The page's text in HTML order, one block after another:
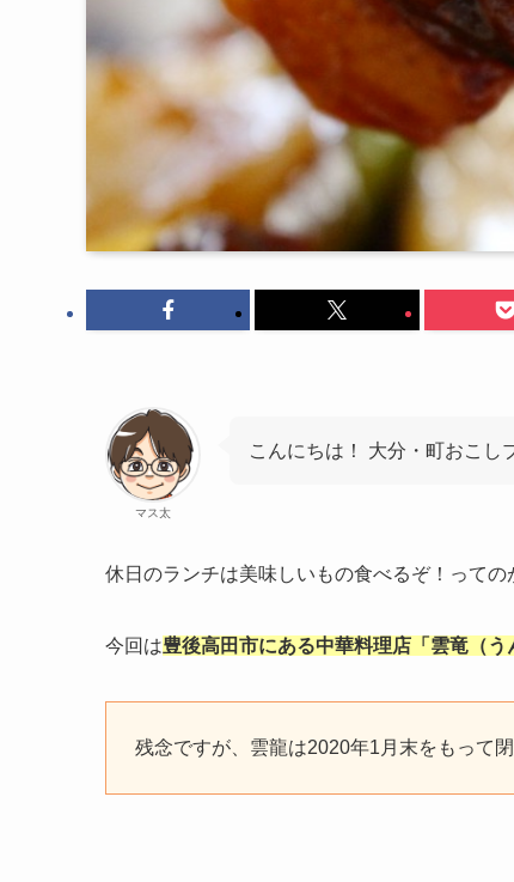
マス太
こんにちは！ 大分・町おこし
休日のランチは美味しいもの食べるぞ！っての
今回は豊後高田市にある中華料理店「雲竜（う
残念ですが、雲龍は2020年1月末をもって閉